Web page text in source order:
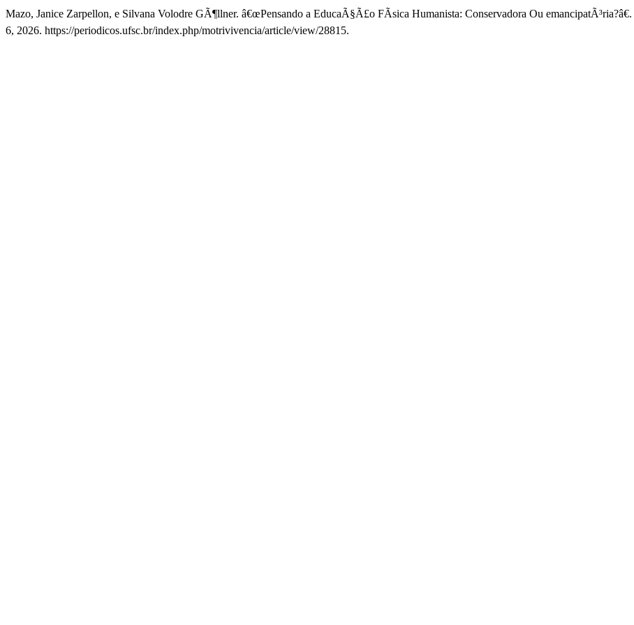
Mazo, Janice Zarpellon, e Silvana Volodre GÃ¶llner. â€œPensando a EducaÃ§Ã£o FÃ­sica Humanista: Conservadora Ou emancipatÃ³ria?â€.
6, 2026. https://periodicos.ufsc.br/index.php/motrivivencia/article/view/28815.